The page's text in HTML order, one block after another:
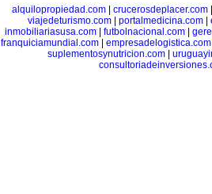
alquilopropiedad.com| crucerosdeplacer.com
viajedeturismo.com
portalmedicina.com
inmobiliariasusa.com| futbolnacional.com|
franquiciamundial.com
empresadelogistica.com
suplementosynutricion.com